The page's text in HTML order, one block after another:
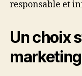
responsable et
Un choix
marketing